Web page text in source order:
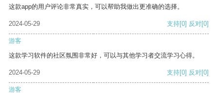
这款app的用户评论非常真实，可以帮助我做出更准确的选择。
2024-05-29 支持[0] 反对[0]
游客
这款学习软件的社区氛围非常好，可以与其他学习者交流学习心得。
2024-05-29 支持[0] 反对[0]
游客